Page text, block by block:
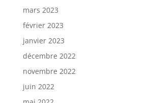
mars 2023
février 2023
janvier 2023
décembre 2022
novembre 2022
juin 2022